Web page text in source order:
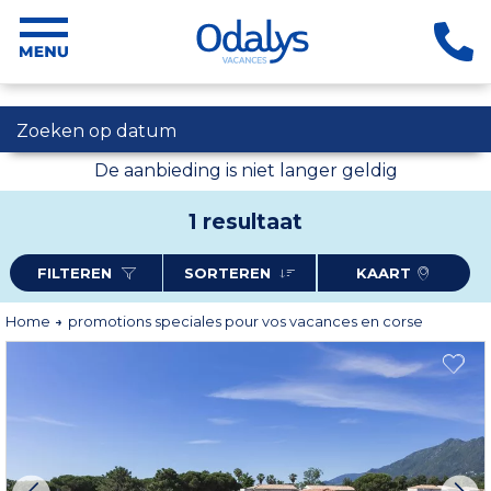
Zoeken op datum
De aanbieding is niet langer geldig
1 resultaat
FILTEREN SORTEREN KAART
Home promotions speciales pour vos vacances en corse